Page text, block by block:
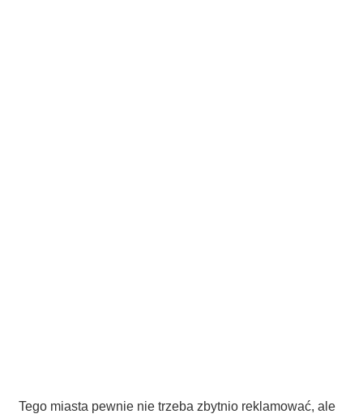
Tego miasta pewnie nie trzeba zbytnio reklamować, ale